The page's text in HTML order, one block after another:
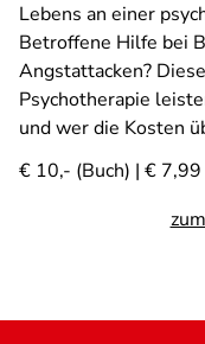
Lebens an einer
Betroffene Hilfe bei
Angstattacken?
Psychotherapie
und wer die Kosten
€ 10,- (Buch) | € 7,99